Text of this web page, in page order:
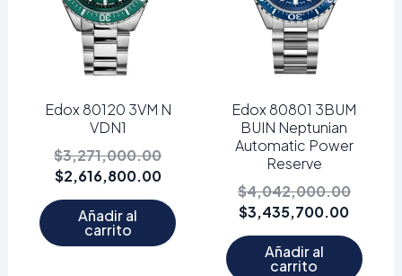
Edox 80120 3VM N
VDN1
$3,271,000.00
$2,616,800.00
Añadir al
carrito
Edox 80801 3BUM
BUIN Neptunian
Automatic Power
Reserve
$4,042,000.00
$3,435,700.00
Añadir al
carrito